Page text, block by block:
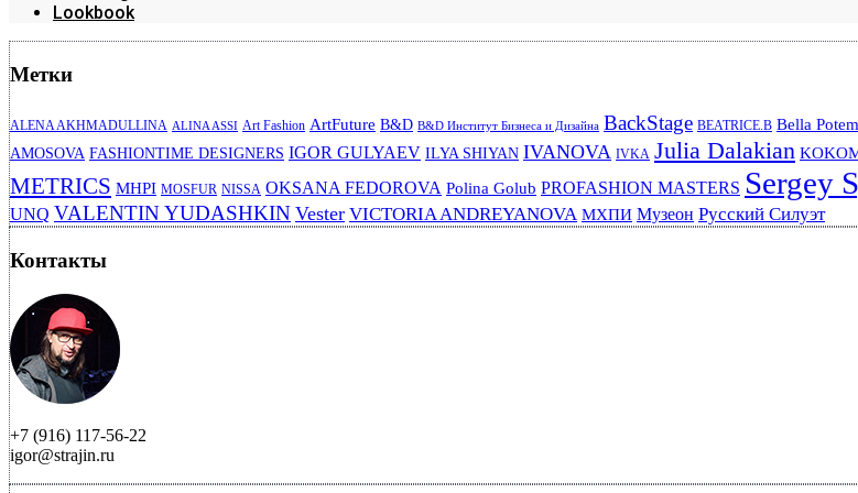
Lookbook
Метки
ALENA AKHMADULLINA ALINA ASSI Art Fashion ArtFuture B&D B&D Институт Бизнеса и Дизайна BackStage BEATRICE.B Bella
AMOSOVA FASHIONTIME DESIGNERS IGOR GULYAEV ILYA SHIYAN IVANOVA IVKA Julia Dalakian
METRICS MHPI MOSFUR NISSA OKSANA FEDOROVA Polina Golub PROFASHION MASTERS Sergey
UNQ VALENTIN YUDASHKIN Vester VICTORIA ANDREYANOVA МХПИ Музеон Русский Силуэт
Контакты
+7 (916) 117-56-22
igor@strajin.ru